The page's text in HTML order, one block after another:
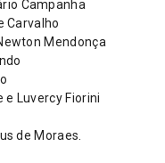
Campanha
Carvalho
Mendonça
e Luvercy Fiorini
de Moraes.